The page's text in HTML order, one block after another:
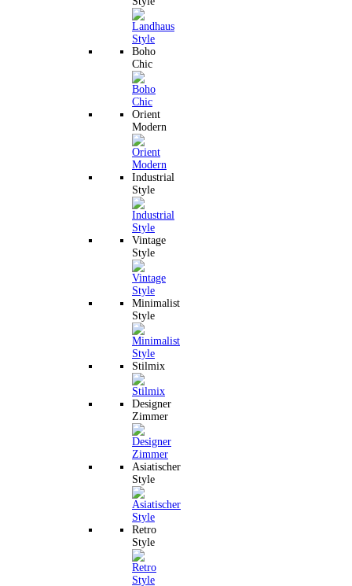
Boho
Chic
Orient
Modern
Industrial
Style
Vintage
Style
Minimalist
Style
Stilmix
Designer
Zimmer
Asiatischer
Style
Retro
Style